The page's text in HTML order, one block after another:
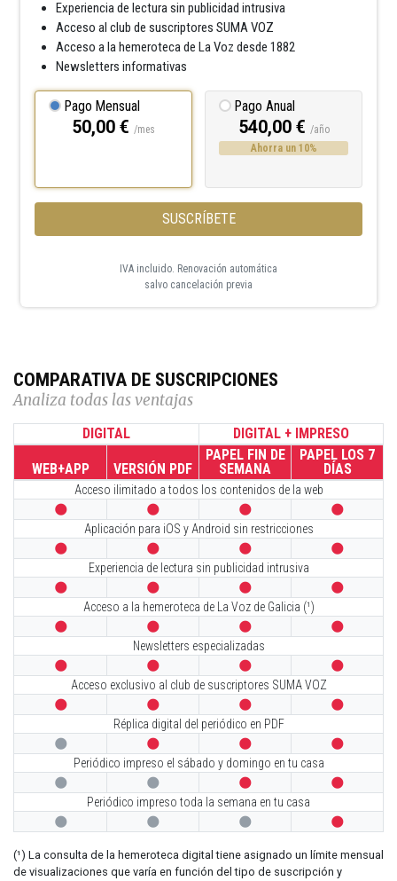
Experiencia de lectura sin publicidad intrusiva
Acceso al club de suscriptores SUMA VOZ
Acceso a la hemeroteca de La Voz desde 1882
Newsletters informativas
Pago Mensual
50,00 € /mes
Pago Anual
540,00 € /año
Ahorra un 10%
SUSCRÍBETE
IVA incluido. Renovación automática
salvo cancelación previa
COMPARATIVA DE SUSCRIPCIONES
Analiza todas las ventajas
DIGITAL DIGITAL + IMPRESO
WEB+APP VERSIÓN PDF
PAPEL FIN DE
SEMANA
PAPEL LOS 7
DÍAS
Acceso ilimitado a todos los contenidos de la web
   
Aplicación para iOS y Android sin restricciones
   
Experiencia de lectura sin publicidad intrusiva
   
Acceso a la hemeroteca de La Voz de Galicia (¹)
   
Newsletters especializadas
   
Acceso exclusivo al club de suscriptores SUMA VOZ
   
Réplica digital del periódico en PDF
   
Periódico impreso el sábado y domingo en tu casa
   
Periódico impreso toda la semana en tu casa
   
(¹) La consulta de la hemeroteca digital tiene asignado un límite mensual
de visualizaciones que varía en función del tipo de suscripción y